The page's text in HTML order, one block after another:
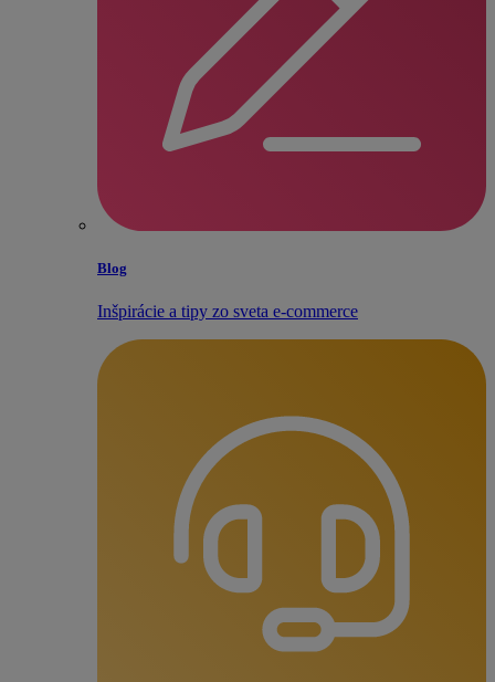
Blog
Inšpirácie a tipy zo sveta e‑commerce